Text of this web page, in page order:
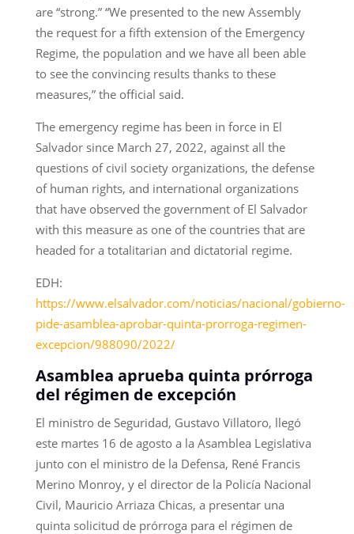
are “strong.” “We presented to the new Assembly
the request for a fifth extension of the Emergency
Regime, the population and we have all been able
to see the convincing results thanks to these
measures,” the official said.
The emergency regime has been in force in El
Salvador since March 27, 2022, against all the
questions of civil society organizations, the defense
of human rights, and international organizations
that have observed the government of El Salvador
with this measure as one of the countries that are
headed for a totalitarian and dictatorial regime.
EDH:
https://www.elsalvador.com/noticias/nacional/gobierno-
pide-asamblea-aprobar-quinta-prorroga-regimen-
excepcion/988090/2022/
Asamblea aprueba quinta prórroga
del régimen de excepción
El ministro de Seguridad, Gustavo Villatoro, llegó
este martes 16 de agosto a la Asamblea Legislativa
junto con el ministro de la Defensa, René Francis
Merino Monroy, y el director de la Policía Nacional
Civil, Mauricio Arriaza Chicas, a presentar una
quinta solicitud de prórroga para el régimen de